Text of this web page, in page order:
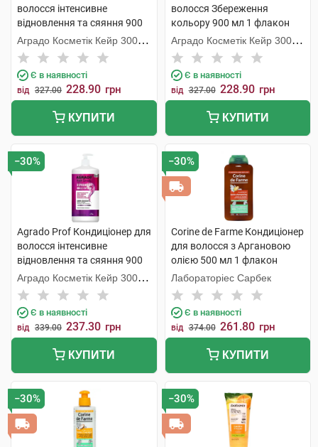
волосся інтенсивне
відновлення та сяяння 900
мл 1 флакон
Аградо Косметік Кейр 3000
С.Л.У.
Є в наявності
від 327.00 228.90 грн
КУПИТИ
волосся Збереження
кольору 900 мл 1 флакон
Аградо Косметік Кейр 3000
С.Л.У.
Є в наявності
від 327.00 228.90 грн
КУПИТИ
−30%
Agrado Prof Кондиціонер для
волосся інтенсивне
відновлення та сяяння 900
мл 1 флакон
Аградо Косметік Кейр 3000
С.Л.У.
Є в наявності
від 339.00 237.30 грн
КУПИТИ
−30%
Corine de Farme Кондиціонер
для волосся з Аргановою
олією 500 мл 1 флакон
Лабораторіес Сарбек
Є в наявності
від 374.00 261.80 грн
КУПИТИ
−30% −30%